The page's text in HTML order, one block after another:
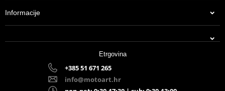
Informacije
Etrgovina
+385 51 671 265
info@motoart.hr